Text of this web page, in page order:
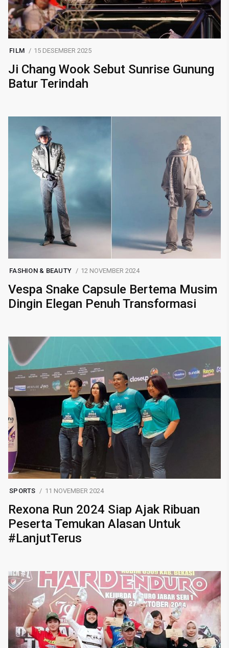
FILM 15 DESEMBER 2025
Ji Chang Wook Sebut Sunrise Gunung
Batur Terindah
FASHION & BEAUTY 12 NOVEMBER 2024
Vespa Snake Capsule Bertema Musim
Dingin Elegan Penuh Transformasi
SPORTS 11 NOVEMBER 2024
Rexona Run 2024 Siap Ajak Ribuan
Peserta Temukan Alasan Untuk
#LanjutTerus